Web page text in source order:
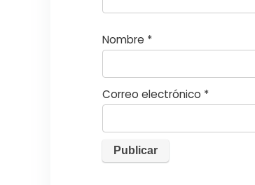
Nombre *
Correo electrónico *